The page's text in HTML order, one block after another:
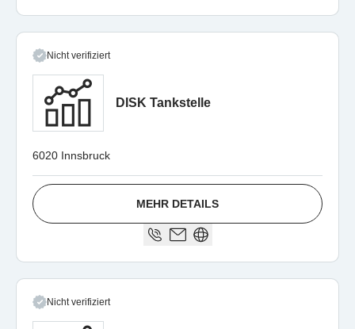
Nicht verifiziert
DISK Tankstelle
6020 Innsbruck
MEHR DETAILS
Nicht verifiziert